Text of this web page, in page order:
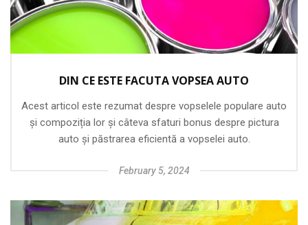
DIN CE ESTE FACUTA VOPSEA AUTO
Acest articol este rezumat despre vopselele populare auto
și compoziția lor și câteva sfaturi bonus despre pictura
auto și păstrarea eficientă a vopselei auto.
February 5, 2024